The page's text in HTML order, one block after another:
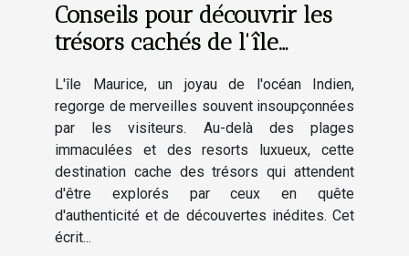
Conseils pour découvrir les
trésors cachés de l'île
L'île Maurice, un joyau de l'océan Indien,
regorge de merveilles souvent insoupçonnées
par les visiteurs. Au-delà des plages
immaculées et des resorts luxueux, cette
destination cache des trésors qui attendent
d'être explorés par ceux en quête
d'authenticité et de découvertes inédites. Cet
écrit...